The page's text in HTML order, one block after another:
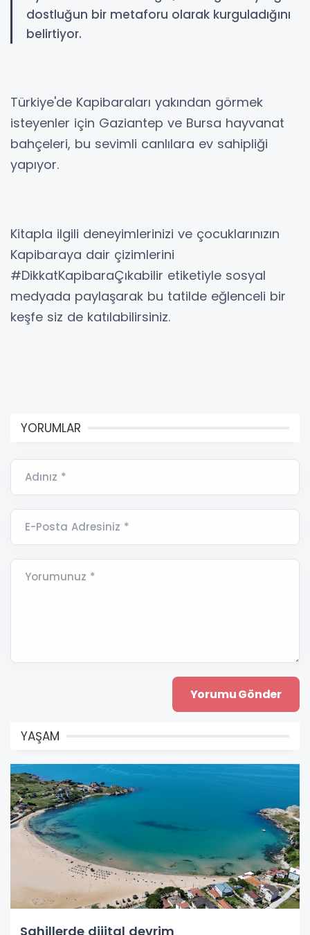
dostluğun bir metaforu olarak kurguladığını
belirtiyor.
Türkiye'de Kapibaraları yakından görmek
isteyenler için Gaziantep ve Bursa hayvanat
bahçeleri, bu sevimli canlılara ev sahipliği
yapıyor.
Kitapla ilgili deneyimlerinizi ve çocuklarınızın
Kapibaraya dair çizimlerini
#DikkatKapibaraÇıkabilir etiketiyle sosyal
medyada paylaşarak bu tatilde eğlenceli bir
keşfe siz de katılabilirsiniz.
YORUMLAR
Adınız *
E-Posta Adresiniz *
Yorumunuz *
YAŞAM
Sahillerde dijital devrim